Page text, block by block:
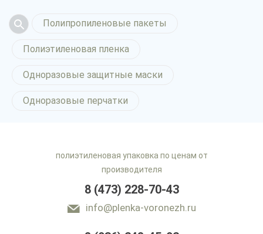
Полипропиленовые пакеты
Полиэтиленовая пленка
Одноразовые защитные маски
Одноразовые перчатки
полиэтиленовая упаковка по ценам от
производителя
8 (473) 228-70-43
info@plenka-voronezh.ru